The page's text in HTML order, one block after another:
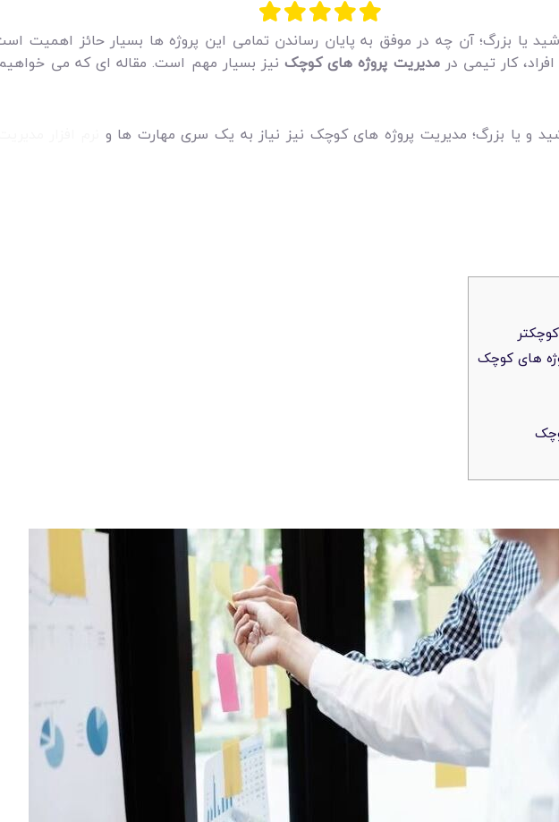
یا بزرگ؛ آن چه در موفق به پایان رساندن تمامی این پروژه ها بسیار حائز
کار تیمی درمدیریت پروژه های کوچکنیز بسیار مهم است. مقاله ای که می
و یا بزرگ؛ مدیریت پروژه های کوچک نیز نیاز به یک سری مهارت ها و
های کوچک